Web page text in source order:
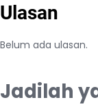
Ulasan
Belum ada ulasan.
Jadilah